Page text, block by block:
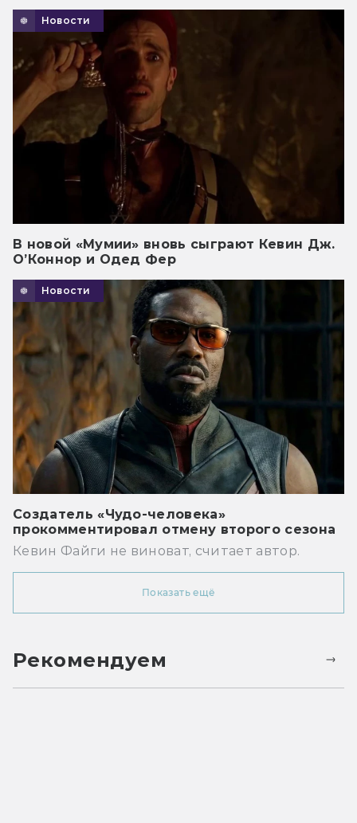
Новости
В новой «Мумии» вновь сыграют Кевин Дж.
О’Коннор и Одед Фер
Новости
Создатель «Чудо-человека»
прокомментировал отмену второго сезона
Кевин Файги не виноват, считает автор.
Показать ещё
Рекомендуем